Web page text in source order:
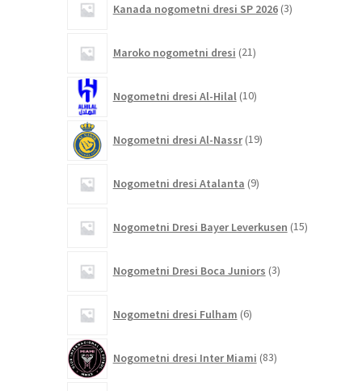
Kanada nogometni dresi SP 2026 3izdelki
Maroko nogometni dresi 21izdelkov
Nogometni dresi Al-Hilal 10izdelkov
Nogometni dresi Al-Nassr 19izdelkov
Nogometni dresi Atalanta 9izdelkov
Nogometni Dresi Bayer Leverkusen 15izdelkov
Nogometni Dresi Boca Juniors 3izdelki
Nogometni dresi Fulham 6izdelkov
Nogometni dresi Inter Miami 83izdelkov